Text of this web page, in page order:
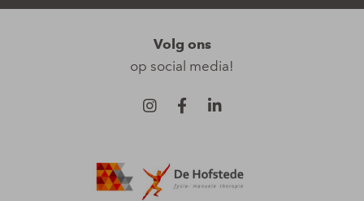
Volg ons
op social media!